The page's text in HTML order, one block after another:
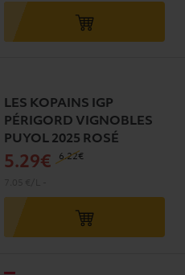
LES KOPAINS IGP
PÉRIGORD VIGNOBLES
PUYOL 2025 ROSÉ
5.29€ 6.22€